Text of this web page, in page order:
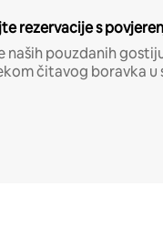
rezervacije s
naših pouzdanih
čitavog boravka u